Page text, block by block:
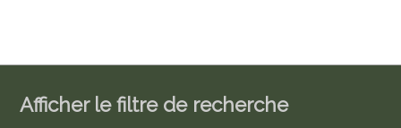
Afficher le filtre de recherche